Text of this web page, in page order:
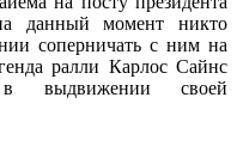
данный момент никто
соперничать с ним на
ралли Карлос Сайнс
в выдвижении своей